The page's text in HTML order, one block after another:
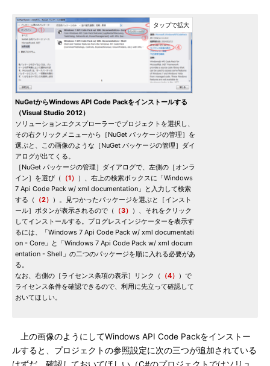
NuGetからWindows API Code Packをインストールする
（Visual Studio 2012）
ソリューションエクスプローラーでプロジェクトを選択し、
その右クリックメニューから［NuGet パッケージの管理］を
選ぶと、この画像のような［NuGet パッケージの管理］ダイ
アログが出てくる。
［NuGet パッケージの管理］ダイアログで、左側の［オンラ
イン］を選び（
（1） ）、右上の検索ボックスに「Windows
7 Api Code Pack w/ xml documentation」と入力して検索
する（
（2） ）。見つかったパッケージを選ぶと［インスト
ール］ボタンが表示されるので（
（3） ）、それをクリック
してインストールする。プログレスインジケーターを表示す
るには、「Windows 7 Api Code Pack w/ xml documentati
on - Core」と「Windows 7 Api Code Pack w/ xml docum
entation - Shell」の二つのパッケージを順に入れる必要があ
る。
なお、右側の［ライセンス条項の表示］リンク（
（4） ）で
ライセンス条件を確認できるので、利用に先立って確認して
おいてほしい。
上の画像のようにしてWindows API Code Packをインストー
ルすると、プロジェクトの参照設定に次の三つが追加されている